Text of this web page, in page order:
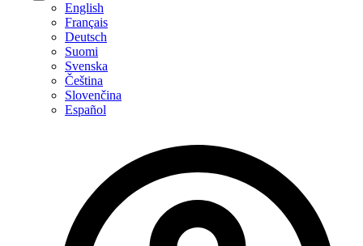
English
Français
Deutsch
Suomi
Svenska
Čeština
Slovenčina
Español